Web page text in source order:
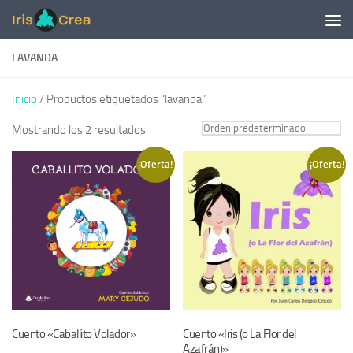
Saltar al contenido
LAVANDA
Inicio / Productos etiquetados “lavanda”
Mostrando los 2 resultados
¡Oferta!
Cuento «Caballito Volador»
¡Oferta!
Cuento «Iris (o La Flor del
Azafrán)»